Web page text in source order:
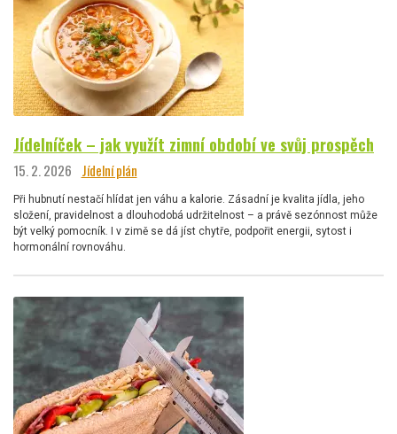
Jídelníček – jak využít zimní období ve svůj prospěch
15. 2. 2026 Jídelní plán
Při hubnutí nestačí hlídat jen váhu a kalorie. Zásadní je kvalita jídla, jeho
složení, pravidelnost a dlouhodobá udržitelnost – a právě sezónnost může
být velký pomocník. I v zimě se dá jíst chytře, podpořit energii, sytost i
hormonální rovnováhu.